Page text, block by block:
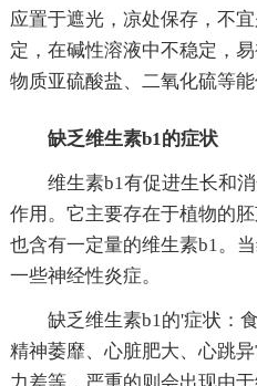
应置于遮光，凉处保存，不
定，在碱性溶液中不稳定，
物质亚硫酸盐、二氧化硫等能
缺乏维生素b1的症状
维生素b1有促进生长和
作用。它主要存在于植物的
也含有一定量的维生素b1。
一些神经性炎症。
缺乏维生素b1的'症状：
精神萎靡、心脏肥大、心跳
力差等，严重的则会出现由